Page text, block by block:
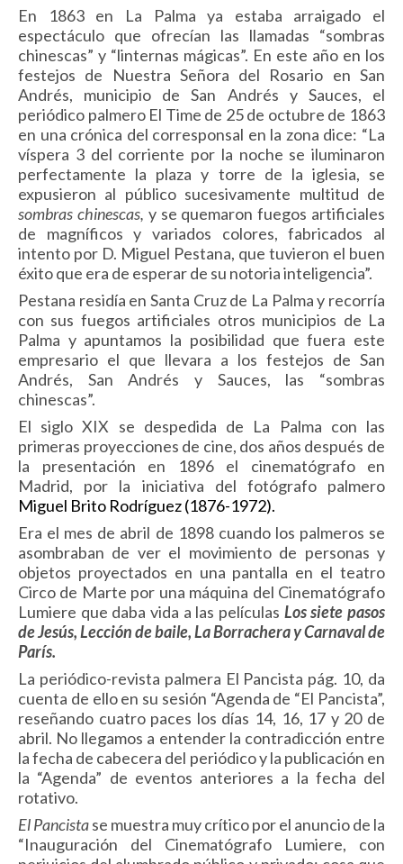
En 1863 en La Palma ya estaba arraigado el
espectáculo que ofrecían las llamadas “sombras
chinescas” y “linternas mágicas”. En este año en los
festejos de Nuestra Señora del Rosario en San
Andrés, municipio de San Andrés y Sauces, el
periódico palmero El Time de 25 de octubre de 1863
en una crónica del corresponsal en la zona dice: “La
víspera 3 del corriente por la noche se iluminaron
perfectamente la plaza y torre de la iglesia, se
expusieron al público sucesivamente multitud de
sombras chinescas, y se quemaron fuegos artificiales
de magníficos y variados colores, fabricados al
intento por D. Miguel Pestana, que tuvieron el buen
éxito que era de esperar de su notoria inteligencia”.
Pestana residía en Santa Cruz de La Palma y recorría
con sus fuegos artificiales otros municipios de La
Palma y apuntamos la posibilidad que fuera este
empresario el que llevara a los festejos de San
Andrés, San Andrés y Sauces, las “sombras
chinescas”.
El siglo XIX se despedida de La Palma con las
primeras proyecciones de cine, dos años después de
la presentación en 1896 el cinematógrafo en
Madrid, por la iniciativa del fotógrafo palmero
Miguel Brito Rodríguez (1876-1972).
Era el mes de abril de 1898 cuando los palmeros se
asombraban de ver el movimiento de personas y
objetos proyectados en una pantalla en el teatro
Circo de Marte por una máquina del Cinematógrafo
Lumiere que daba vida a las películas Los siete pasos
de Jesús, Lección de baile, La Borrachera y Carnaval de
París.
La periódico-revista palmera El Pancista pág. 10, da
cuenta de ello en su sesión “Agenda de “El Pancista”,
reseñando cuatro paces los días 14, 16, 17 y 20 de
abril. No llegamos a entender la contradicción entre
la fecha de cabecera del periódico y la publicación en
la “Agenda” de eventos anteriores a la fecha del
rotativo.
El Pancistase muestra muy crítico por el anuncio de la
“Inauguración del Cinematógrafo Lumiere, con